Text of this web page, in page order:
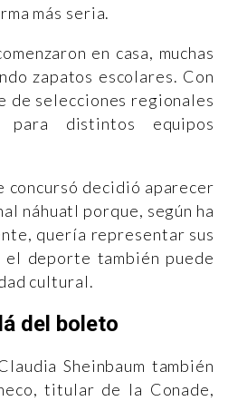
más seria.
en casa, muchas
zapatos escolares. Con
de selecciones regionales
distintos equipos
concursó decidió aparecer
náhuatl porque, según ha
quería representar sus
deporte también puede
cultural.
del boleto
Sheinbaum también
titular de la Conade,